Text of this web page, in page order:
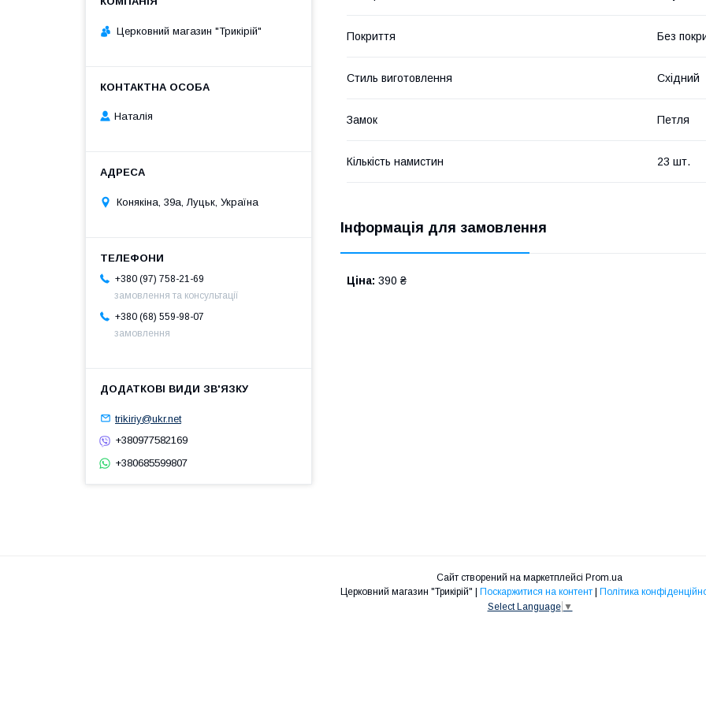
Покриття Без
Стиль виготовлення Східний
Замок Петля
Кількість намистин 23 шт.
Інформація для замовлення
Ціна: 390 ₴
Церковний магазин "Трикірій"
Наталія
Конякіна, 39а, Луцьк, Україна
+380 (97) 758-21-69
замовлення та консультації
+380 (68) 559-98-07
замовлення
trikiriy@ukr.net
+380977582169
+380685599807
Сайт створений на маркетплейсі Prom.ua
Поскаржитися на контент
Політика
Select Language ▼